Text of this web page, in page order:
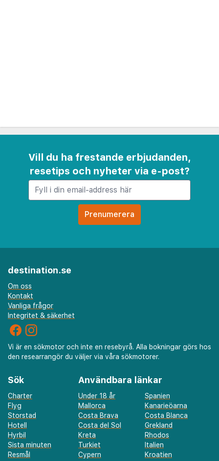
Vill du ha frestande erbjudanden,
resetips och nyheter via e-post?
destination.se
Om oss
Kontakt
Vanliga frågor
Integritet & säkerhet
Vi är en sökmotor och inte en resebyrå. Alla bokningar görs hos
den researrangör du väljer via våra sökmotorer.
Sök
Charter
Flyg
Storstad
Hotell
Hyrbil
Sista minuten
Resmål
Användbara länkar
Under 18 år
Spanien
Mallorca
Kanarieöarna
Costa Brava
Costa Blanca
Costa del Sol
Grekland
Kreta
Rhodos
Turkiet
Italien
Cypern
Kroatien